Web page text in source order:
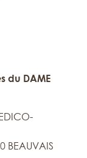
du DAME
BEAUVAIS